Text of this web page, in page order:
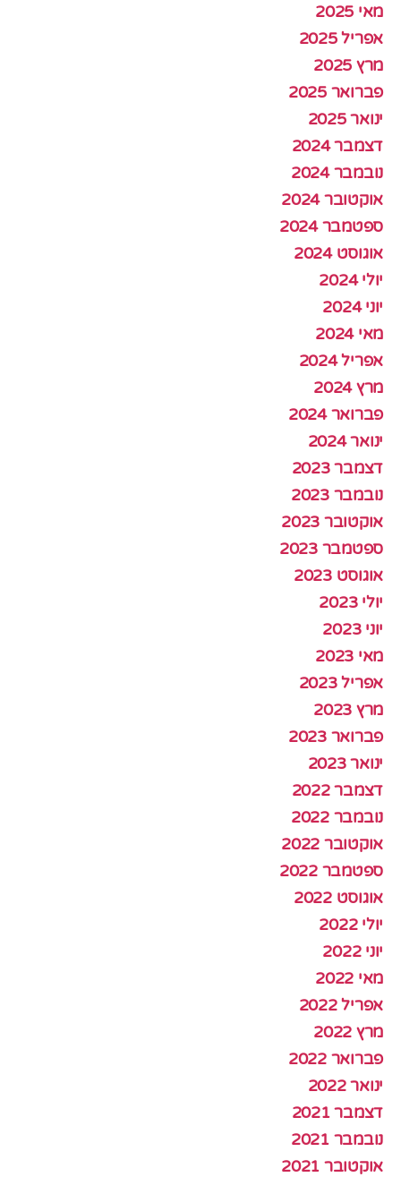
מאי 2025
אפריל 2025
מרץ 2025
פברואר 2025
ינואר 2025
דצמבר 2024
נובמבר 2024
אוקטובר 2024
ספטמבר 2024
אוגוסט 2024
יולי 2024
יוני 2024
מאי 2024
אפריל 2024
מרץ 2024
פברואר 2024
ינואר 2024
דצמבר 2023
נובמבר 2023
אוקטובר 2023
ספטמבר 2023
אוגוסט 2023
יולי 2023
יוני 2023
מאי 2023
אפריל 2023
מרץ 2023
פברואר 2023
ינואר 2023
דצמבר 2022
נובמבר 2022
אוקטובר 2022
ספטמבר 2022
אוגוסט 2022
יולי 2022
יוני 2022
מאי 2022
אפריל 2022
מרץ 2022
פברואר 2022
ינואר 2022
דצמבר 2021
נובמבר 2021
אוקטובר 2021